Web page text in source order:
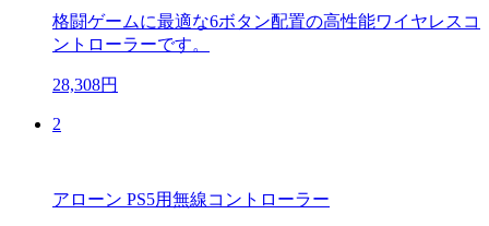
格闘ゲームに最適な6ボタン配置の高性能ワイヤレスコ
ントローラーです。
28,308円
2
アローン PS5用無線コントローラー